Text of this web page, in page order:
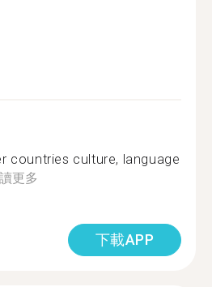
countries culture, language
更多
下載APP